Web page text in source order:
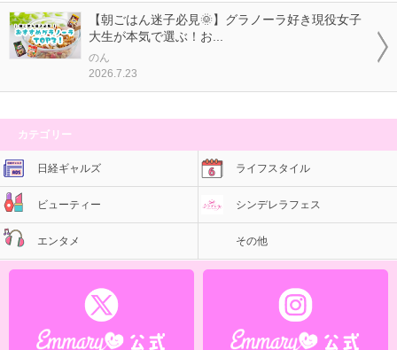
【朝ごはん迷子必見🌞】グラノーラ好き現役女子
大生が本気で選ぶ！お...
のん
2026.7.23
カテゴリー
日経ギャルズ ライフスタイル
ビューティー シンデレラフェス
エンタメ その他